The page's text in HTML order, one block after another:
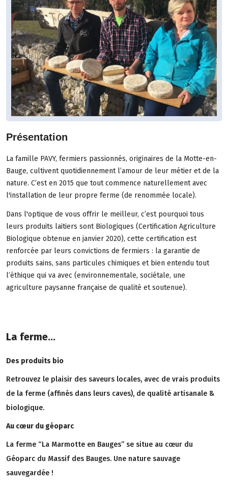
Présentation
La famille PAVY, fermiers passionnés, originaires de la Motte-en-
Bauge, cultivent quotidiennement l’amour de leur métier et de la
nature. C’est en 2015 que tout commence naturellement avec
l'installation de leur propre ferme (de renommée locale).
Dans l'optique de vous offrir le meilleur, c’est pourquoi tous
leurs produits laitiers sont Biologiques (Certification Agriculture
Biologique obtenue en janvier 2020), cette certification est
renforcée par leurs convictions de fermiers : la garantie de
produits sains, sans particules chimiques et bien entendu tout
l’éthique qui va avec (environnementale, sociétale, une
agriculture paysanne française de qualité et soutenue).
La ferme...
Des produits bio
Retrouvez le plaisir des saveurs locales, avec de vrais produits
de la ferme (affinés dans leurs caves), de qualité artisanale &
biologique.
Au cœur du géoparc
La ferme “La Marmotte en Bauges” se situe au cœur du
Géoparc du Massif des Bauges. Une nature sauvage
sauvegardée !